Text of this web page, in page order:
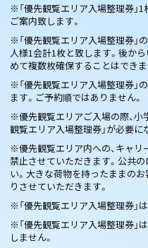
※「優先観覧エリア入場整理券」
ご案内致します。
※「優先観覧エリア入場整理券」
人様1会計1枚と致します。後か
めて複数枚確保することはできま
※「優先観覧エリア入場整理券」
ます。ご予約順ではありません。
※優先観覧エリアご入場の際、小
観覧エリア入場整理券」が必要に
※優先観覧エリア内への、キャ
禁止させていただきます。公共
い。大きな荷物を持ったままの
りさせていただきます。
※「優先観覧エリア入場整理券」
※「優先観覧エリア入場整理券」
しません。